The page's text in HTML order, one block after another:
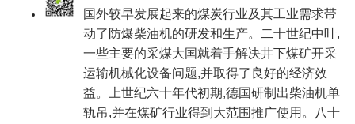
国外较早发展起来的煤炭行业及其工业需求带
动了防爆柴油机的研发和生产。二十世纪中叶,
一些主要的采煤大国就着手解决井下煤矿开采
运输机械化设备问题,并取得了良好的经济效
益。上世纪六十年代初期,德国研制出柴油机单
轨吊,并在煤矿行业得到大范围推广使用。八十